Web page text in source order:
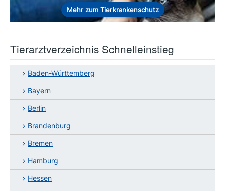
Mehr zum Tierkrankenschutz
Tierarztverzeichnis Schnelleinstieg
Baden-Württemberg
Bayern
Berlin
Brandenburg
Bremen
Hamburg
Hessen